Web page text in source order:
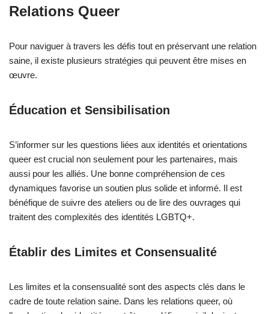
Relations Queer
Pour naviguer à travers les défis tout en préservant une relation
saine, il existe plusieurs stratégies qui peuvent être mises en
œuvre.
Éducation et Sensibilisation
S’informer sur les questions liées aux identités et orientations
queer est crucial non seulement pour les partenaires, mais
aussi pour les alliés. Une bonne compréhension de ces
dynamiques favorise un soutien plus solide et informé. Il est
bénéfique de suivre des ateliers ou de lire des ouvrages qui
traitent des complexités des identités LGBTQ+.
Établir des Limites et Consensualité
Les limites et la consensualité sont des aspects clés dans le
cadre de toute relation saine. Dans les relations queer, où